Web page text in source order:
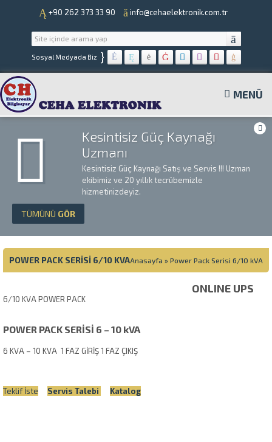
+90 262 373 33 90 info@cehaelektronik.com.tr
Sosyal Medyada Biz }
MENÜ
Kesintisiz Güç Kaynağı
Uzmanı
Kesintisiz Güç Kaynağı Satış ve Servis !!! Uzman
ekibimiz ve 20 yıllık tecrübemizle
hizmetinizdeyiz.
TÜMÜNÜ GÖR
POWER PACK SERISI 6/10 KVAAnasayfa » Power Pack Serisi 6/10 kVA
6/10 KVA POWER PACK
ONLINE UPS
POWER PACK SERİSİ 6 – 10 kVA
6 KVA – 10 KVA 1 FAZ GİRİŞ 1 FAZ ÇIKIŞ
Teklif İste Servis Talebi Katalog